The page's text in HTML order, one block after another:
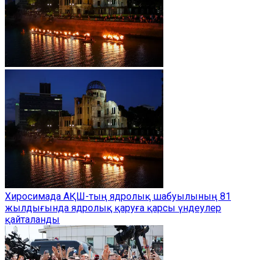
Хиросимада АҚШ-тың ядролық шабуылының 81
жылдығында ядролық қаруға қарсы үндеулер
қайталанды